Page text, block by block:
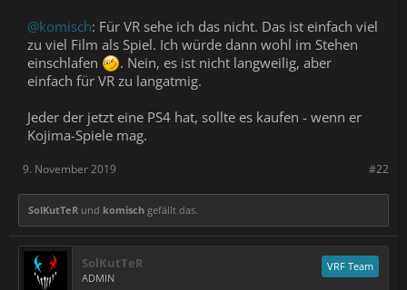
@komisch: Für VR sehe ich das nicht. Das ist einfach viel
zu viel Film als Spiel. Ich würde dann wohl im Stehen
einschlafen
. Nein, es ist nicht langweilig, aber
einfach für VR zu langatmig.
Jeder der jetzt eine PS4 hat, sollte es kaufen - wenn er
Kojima-Spiele mag.
#22
9. November 2019
SolKutTeR und komisch gefällt das.
SolKutTeR
ADMIN
VRF Team